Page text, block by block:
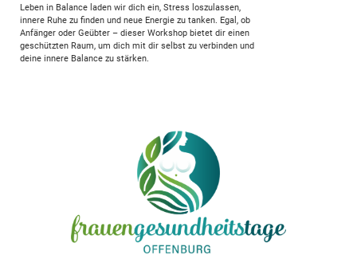
Leben in Balance laden wir dich ein, Stress loszulassen,
innere Ruhe zu finden und neue Energie zu tanken. Egal, ob
Anfänger oder Geübter – dieser Workshop bietet dir einen
geschützten Raum, um dich mit dir selbst zu verbinden und
deine innere Balance zu stärken.